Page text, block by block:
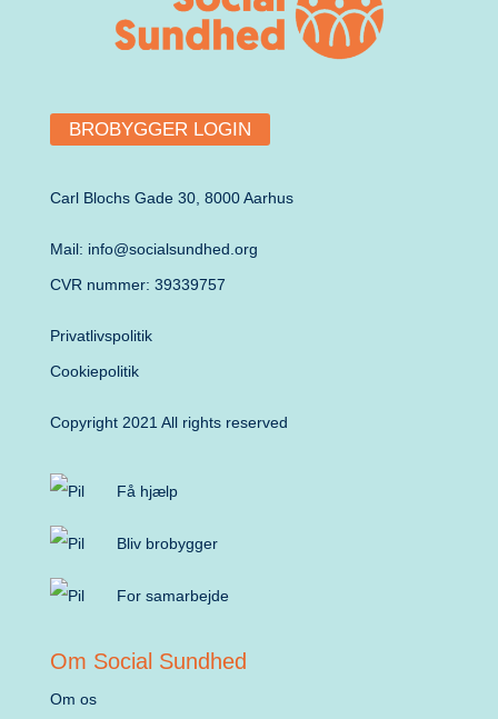
BROBYGGER LOGIN
Carl Blochs Gade 30, 8000 Aarhus
Mail: info@socialsundhed.org
CVR nummer: 39339757
Privatlivspolitik
Cookiepolitik
Copyright 2021 All rights reserved
Få hjælp
Bliv brobygger
For samarbejde
Om Social Sundhed
Om os